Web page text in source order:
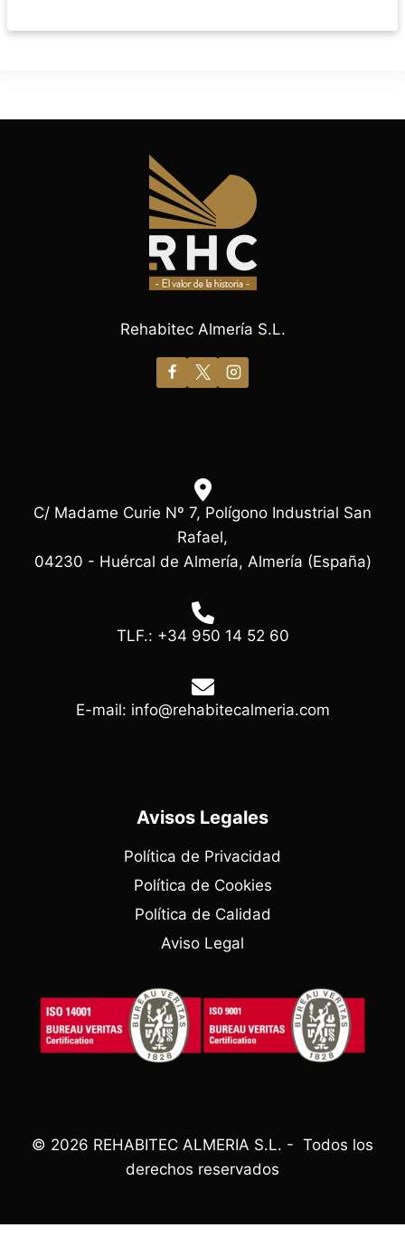
Rehabitec Almería S.L.
C/ Madame Curie Nº 7, Polígono Industrial San
Rafael,
04230 - Huércal de Almería, Almería (España)
TLF.: +34 950 14 52 60
E-mail: info@rehabitecalmeria.com
Avisos Legales
Política de Privacidad
Política de Cookies
Política de Calidad
Aviso Legal
© 2026 REHABITEC ALMERIA S.L. - Todos los
derechos reservados